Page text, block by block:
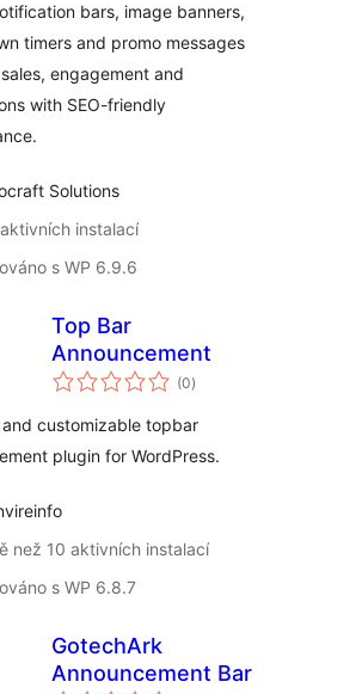
Banner
bars, image banners,
timers and promo messages
engagement and
with SEO-friendly
Solutions
instalací
s WP 6.9.6
Top Bar
Announcement
(0celkové
hodnocení
)
and customizable topbar
plugin for WordPress.
než 10 aktivních instalací
s WP 6.8.7
GotechArk
Announcement Bar